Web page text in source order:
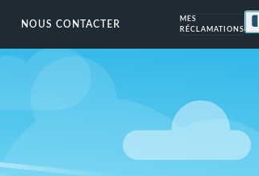
NOUS CONTACTER
MES
RÉCLAMATIONS